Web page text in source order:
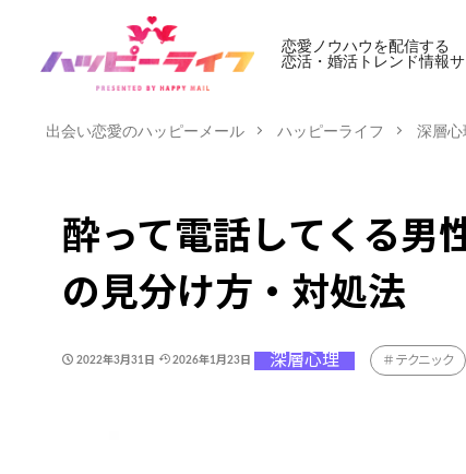
恋愛ノウハウを配信する
恋活・婚活トレンド情報サ
出会い恋愛のハッピーメール ハッピーライフ 深層心
酔って電話してくる男
の見分け方・対処法
2022年3月31日 2026年1月23日 深層心理 テクニック